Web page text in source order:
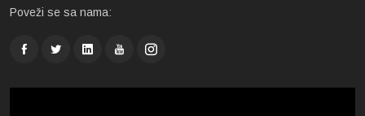
Poveži se sa nama: